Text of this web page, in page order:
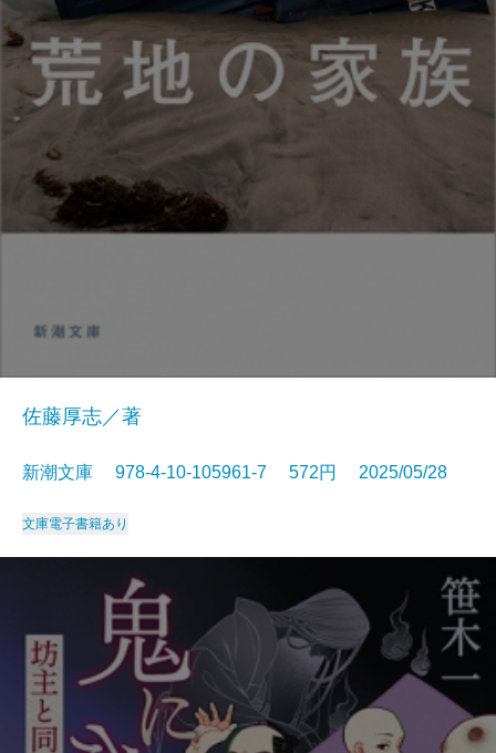
佐藤厚志／著
新潮文庫 978-4-10-105961-7 572円 2025/05/28
文庫電子書籍あり